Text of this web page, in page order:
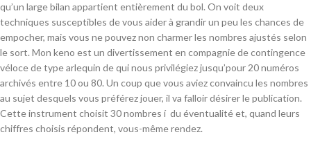
qu’un large bilan appartient entièrement du bol. On voit deux
techniques susceptibles de vous aider à grandir un peu les chances de
empocher, mais vous ne pouvez non charmer les nombres ajustés selon
le sort. Mon keno est un divertissement en compagnie de contingence
véloce de type arlequin de qui nous privilégiez jusqu’pour 20 numéros
archivés entre 10 ou 80. Un coup que vous aviez convaincu les nombres
au sujet desquels vous préférez jouer, il va falloir désirer le publication.
Cette instrument choisit 30 nombres í du éventualité et, quand leurs
chiffres choisis répondent, vous-même rendez.